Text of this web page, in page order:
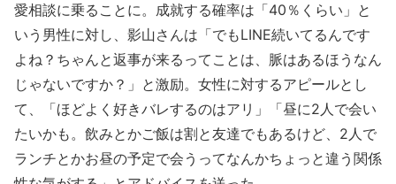
愛相談に乗ることに。成就する確率は「40％くらい」と
いう男性に対し、影山さんは「でもLINE続いてるんです
よね？ちゃんと返事が来るってことは、脈はあるほうなん
じゃないですか？」と激励。女性に対するアピールとし
て、「ほどよく好きバレするのはアリ」「昼に2人で会い
たいかも。飲みとかご飯は割と友達でもあるけど、2人で
ランチとかお昼の予定で会うってなんかちょっと違う関係